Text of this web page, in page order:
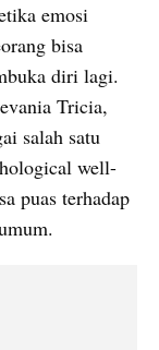
emosi
bisa
diri lagi.
Tricia,
salah satu
well-
puas terhadap